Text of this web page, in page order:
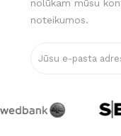
nolūkam mūsu
noteikumos.